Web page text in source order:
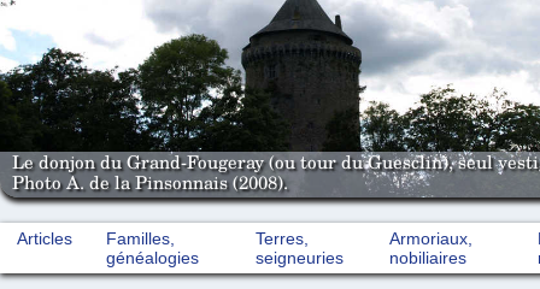
Le donjon du Grand-Fougeray (ou tour du Guesclin), seul
Photo A. de la Pinsonnais (2008).
Articles
Familles,
généalogies
Terres,
seigneuries
Armoriaux,
nobiliaires